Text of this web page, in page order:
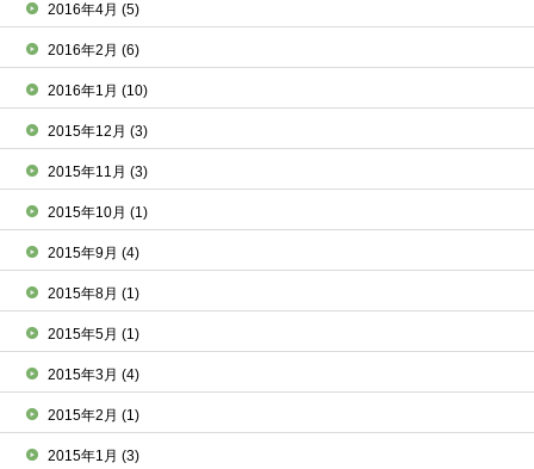
2016年4月(5)
2016年2月(6)
2016年1月(10)
2015年12月(3)
2015年11月(3)
2015年10月(1)
2015年9月(4)
2015年8月(1)
2015年5月(1)
2015年3月(4)
2015年2月(1)
2015年1月(3)